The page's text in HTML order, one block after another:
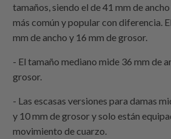
tamaños, siendo el de 41 mm de
más común y popular con diferencia.
mm de ancho y 16 mm de grosor.
- El tamaño mediano mide 36 mm de
grosor.
- Las escasas versiones para damas
y 10 mm de grosor y solo están
movimiento de cuarzo.